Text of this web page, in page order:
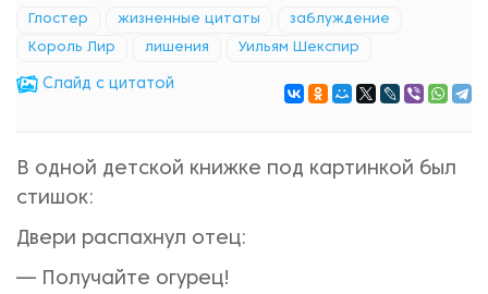
Глостер жизненные цитаты заблуждение
Король Лир лишения Уильям Шекспир
Cлайд с цитатой
В одной детской книжке под картинкой был
стишок:
Двери распахнул отец:
— Получайте огурец!